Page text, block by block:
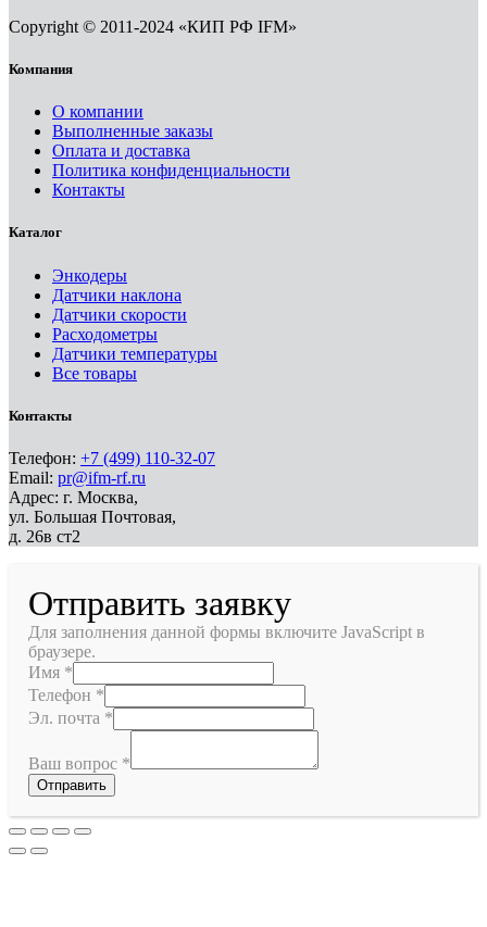
Copyright © 2011-2024 «КИП РФ IFM»
Компания
О компании
Выполненные заказы
Оплата и доставка
Политика конфиденциальности
Контакты
Каталог
Энкодеры
Датчики наклона
Датчики скорости
Расходометры
Датчики температуры
Все товары
Контакты
Телефон: +7 (499) 110-32-07
Email: pr@ifm-rf.ru
Адрес: г. Москва,
ул. Большая Почтовая,
д. 26в ст2
Отправить заявку
Для заполнения данной формы включите JavaScript в
браузере.
Имя *
Телефон *
Эл. почта *
Ваш вопрос *
Отправить